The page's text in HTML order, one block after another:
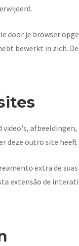
door je browser
bewerkt in zich.
deze outro site heeft
extra de
extensão de